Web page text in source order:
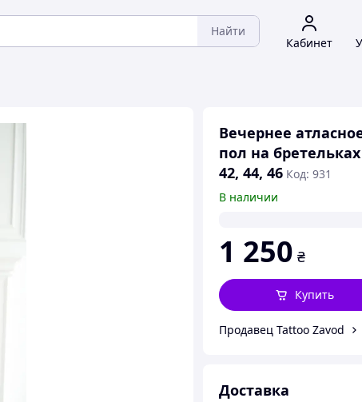
Найти
Кабинет
Вечернее
пол на
42, 44, 46 Код: 931
В наличии
1 250 ₴
Купить
Продавец Tattoo Zavod
Доставка